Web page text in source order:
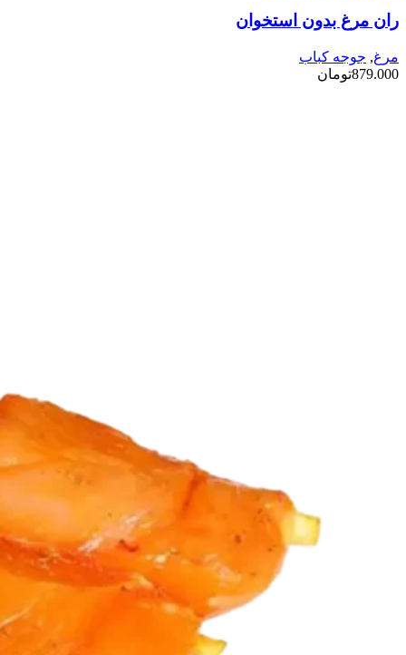
مختلفی
باشد.
ران مرغ بدون استخوان
مرغ, جوجه کباب
879.000تومان